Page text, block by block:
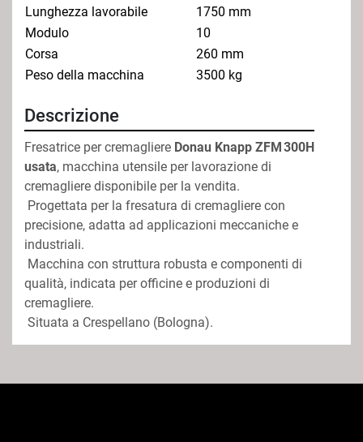
Lunghezza lavorabile
1750 mm
Modulo
10
Corsa
260 mm
Peso della macchina
3500 kg
Descrizione
Fresatrice per cremagliere Donau Knapp ZFM 300H
usata, macchina utensile per lavorazione di
cremagliere disponibile per la vendita.
precisione, adatta ad applicazioni meccaniche e
industriali.
qualità, indicata per officine e produzioni di
cremagliere.
Situata a Crespellano (Bologna).